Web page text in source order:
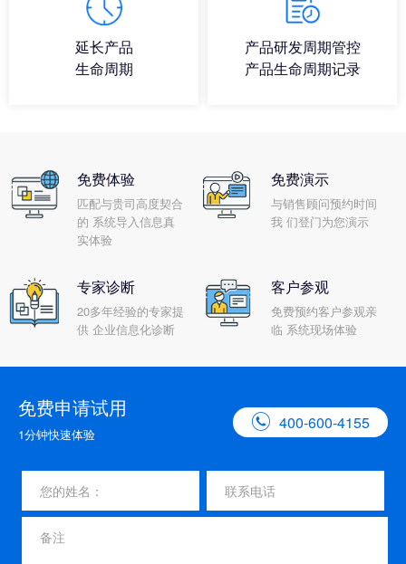
延长产品
生命周期
产品研发周期管控
产品生命周期记录
免费体验
匹配与贵司高度契合
的 系统导入信息真
实体验
免费演示
与销售顾问预约时间
我 们登门为您演示
专家诊断
20多年经验的专家提
供 企业信息化诊断
客户参观
免费预约客户参观亲
临 系统现场体验
免费申请试用
1分钟快速体验
 400-600-4155